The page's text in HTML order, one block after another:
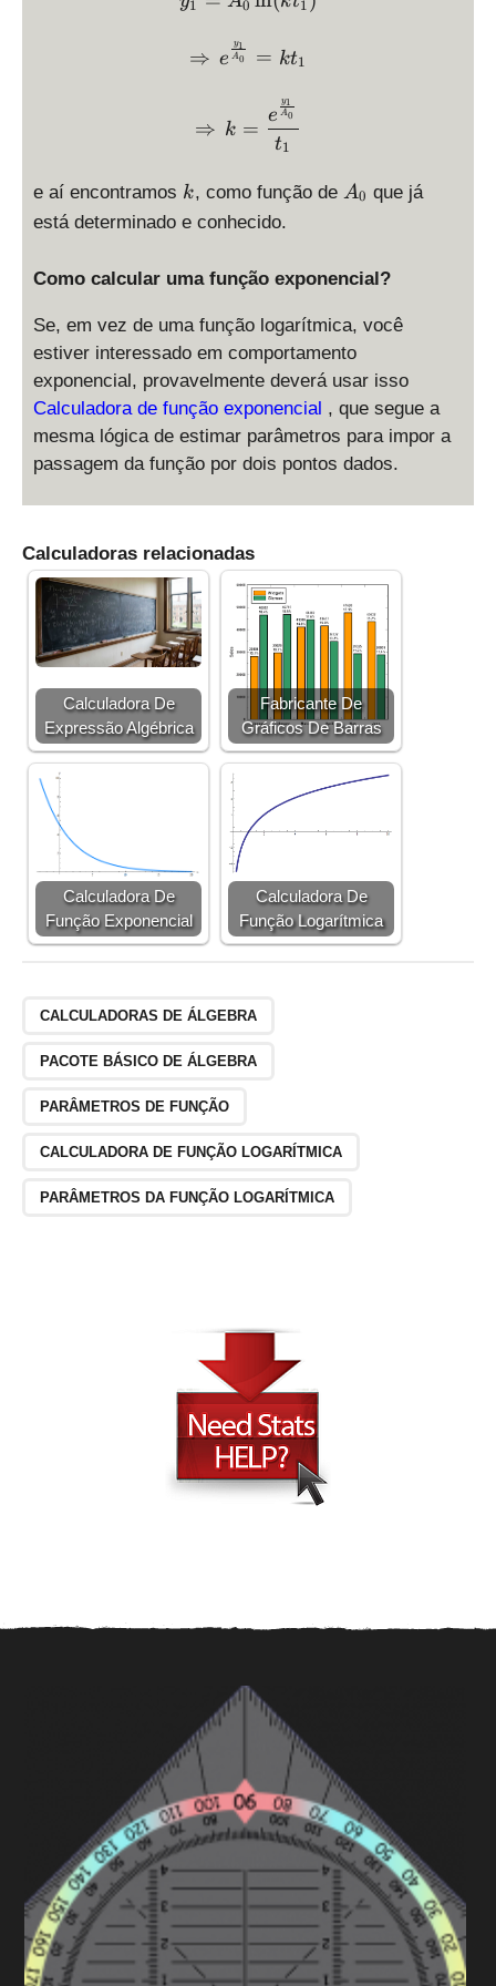
1 0 1
\Rightarrow \,
⇒ e A0
y1 = kt1
\Rightarrow \, k =
⇒ k =
t1
e A0
y1
e aí encontramos k
k, como função de A
A0 que já
está determinado e conhecido.
Como calcular uma função exponencial?
Se, em vez de uma função logarítmica, você
estiver interessado em comportamento
exponencial, provavelmente deverá usar isso
Calculadora de função exponencial , que segue a
mesma lógica de estimar parâmetros para impor a
passagem da função por dois pontos dados.
Calculadoras relacionadas
Calculadora De
Expressão Algébrica
Fabricante De
Gráficos De Barras
Calculadora De
Função Exponencial
Calculadora De
Função Logarítmica
CALCULADORAS DE ÁLGEBRA
PACOTE BÁSICO DE ÁLGEBRA
PARÂMETROS DE FUNÇÃO
CALCULADORA DE FUNÇÃO LOGARÍTMICA
PARÂMETROS DA FUNÇÃO LOGARÍTMICA